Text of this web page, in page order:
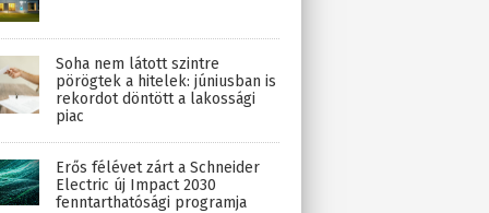
Soha nem látott szintre
pörögtek a hitelek: júniusban is
rekordot döntött a lakossági
piac
Erős félévet zárt a Schneider
Electric új Impact 2030
fenntarthatósági programja